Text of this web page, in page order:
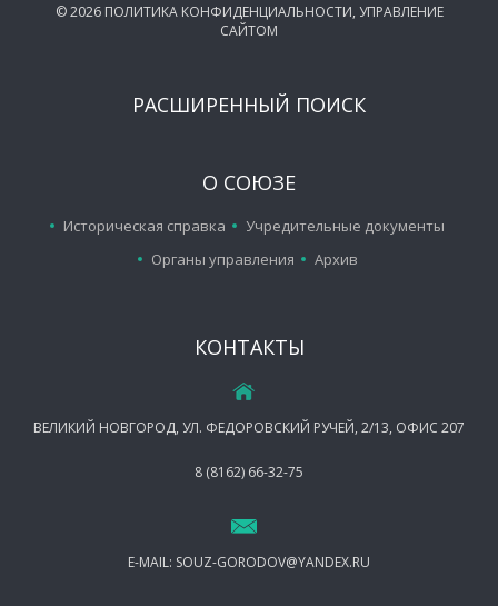
©2026 ПОЛИТИКА КОНФИДЕНЦИАЛЬНОСТИ, УПРАВЛЕНИЕ
САЙТОМ
РАСШИРЕННЫЙ ПОИСК
О СОЮЗЕ
Историческая справка
Учредительные документы
Органы управления
Архив
КОНТАКТЫ
ВЕЛИКИЙ НОВГОРОД, УЛ. ФЕДОРОВСКИЙ РУЧЕЙ, 2/13, ОФИС 207
8 (8162) 66-32-75
E-MAIL: SOUZ-GORODOV@YANDEX.RU